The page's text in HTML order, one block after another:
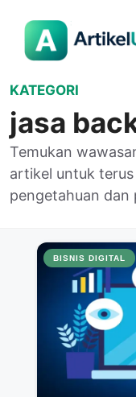
KATEGORI
jasa
Temukan
artikel untuk
pengetahuan dan
BISNIS DIGITAL